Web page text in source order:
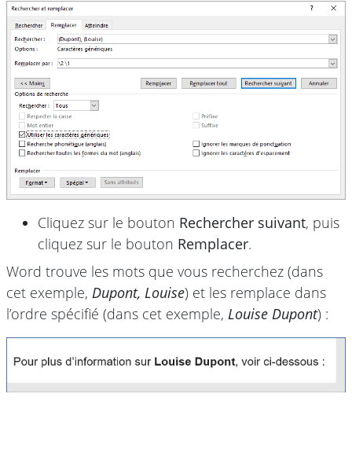
Cliquez sur le bouton Rechercher suivant, puis
cliquez sur le bouton Remplacer.
Word trouve les mots que vous recherchez (dans
cet exemple, Dupont, Louise) et les remplace dans
l’ordre spécifié (dans cet exemple, Louise Dupont) :